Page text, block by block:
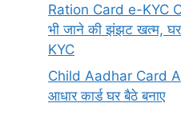
Ration Card e-KYC
भी जाने की झंझट खत्म,
KYC
Child Aadhar Card
आधार कार्ड घर बैठे बनाए